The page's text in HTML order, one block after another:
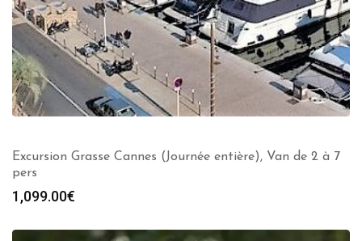
Excursion Grasse Cannes (Journée entière), Van de 2 à 7
pers
1,099.00€